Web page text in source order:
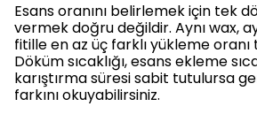
Esans oranını belirlemek için tek
vermek doğru değildir. Aynı wax,
fitille en az üç farklı yükleme
Döküm sıcaklığı, esans ekleme
karıştırma süresi sabit tutulursa
farkını okuyabilirsiniz.